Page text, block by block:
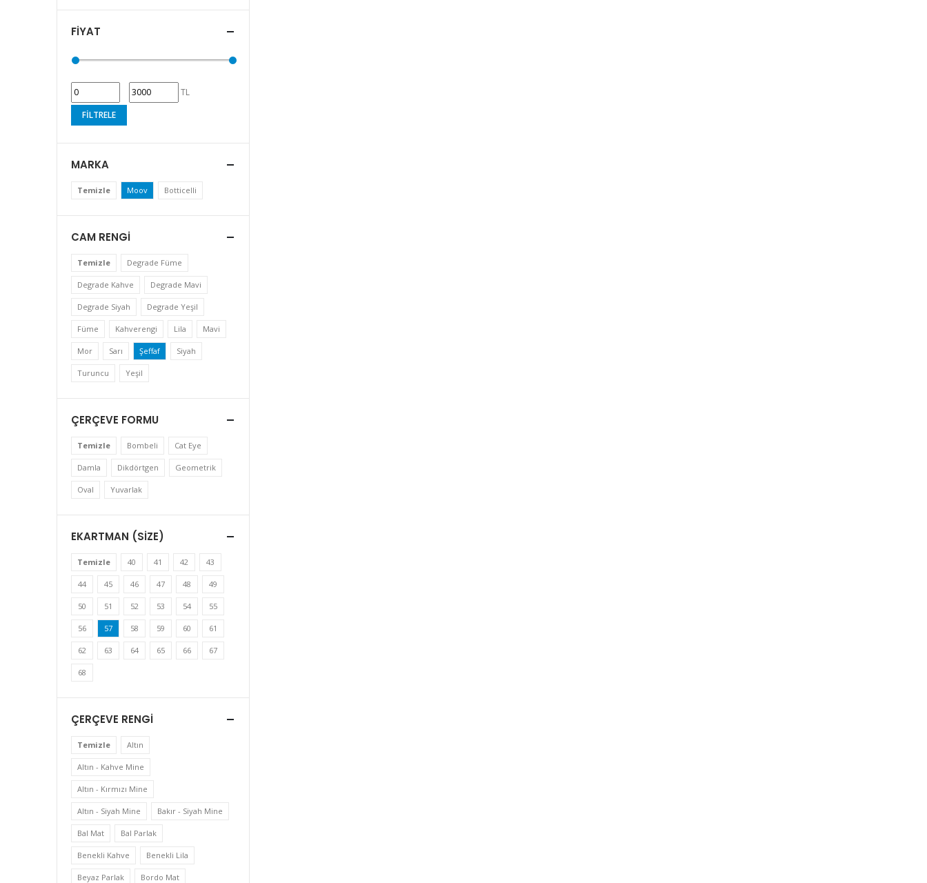
FIYAT
TL
FILTRELE
MARKA
Temizle Moov Botticelli
CAM RENGI
Temizle Degrade Füme
Degrade Kahve Degrade Mavi
Degrade Siyah Degrade Yeşil
Füme Kahverengi Lila Mavi
Mor Sarı Şeffaf Siyah
Turuncu Yeşil
ÇERÇEVE FORMU
Temizle Bombeli Cat Eye
Damla Dikdörtgen Geometrik
Oval Yuvarlak
EKARTMAN (SIZE)
Temizle 40 41 42 43
44 45 46 47 48 49
50 51 52 53 54 55
56 57 58 59 60 61
62 63 64 65 66 67
68
ÇERÇEVE RENGI
Temizle Altın
Altın - Kahve Mine
Altın - Kırmızı Mine
Altın - Siyah Mine Bakır - Siyah Mine
Bal Mat Bal Parlak
Benekli Kahve Benekli Lila
Beyaz Parlak Bordo Mat